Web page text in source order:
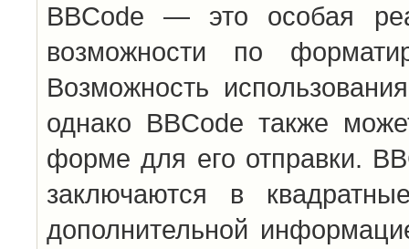
BBCode — это особая
возможности по
Возможность
однако BBCode также
форме для его отправки.
заключаются в
дополнительной